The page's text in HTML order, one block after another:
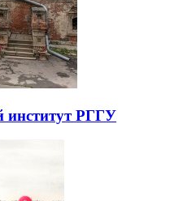
институт РГГУ